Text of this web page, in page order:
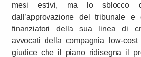
mesi estivi, ma lo sblocco
dall’approvazione del tribunale e
finanziatori della sua linea di
avvocati della compagnia low-cost
giudice che il piano ridisegna il